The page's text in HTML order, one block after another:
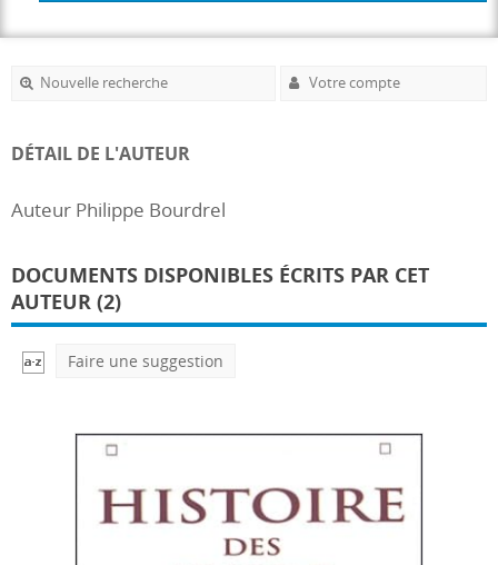
Nouvelle recherche Votre compte
DÉTAIL DE L'AUTEUR
Auteur Philippe Bourdrel
DOCUMENTS DISPONIBLES ÉCRITS PAR CET
AUTEUR (2)
Faire une suggestion